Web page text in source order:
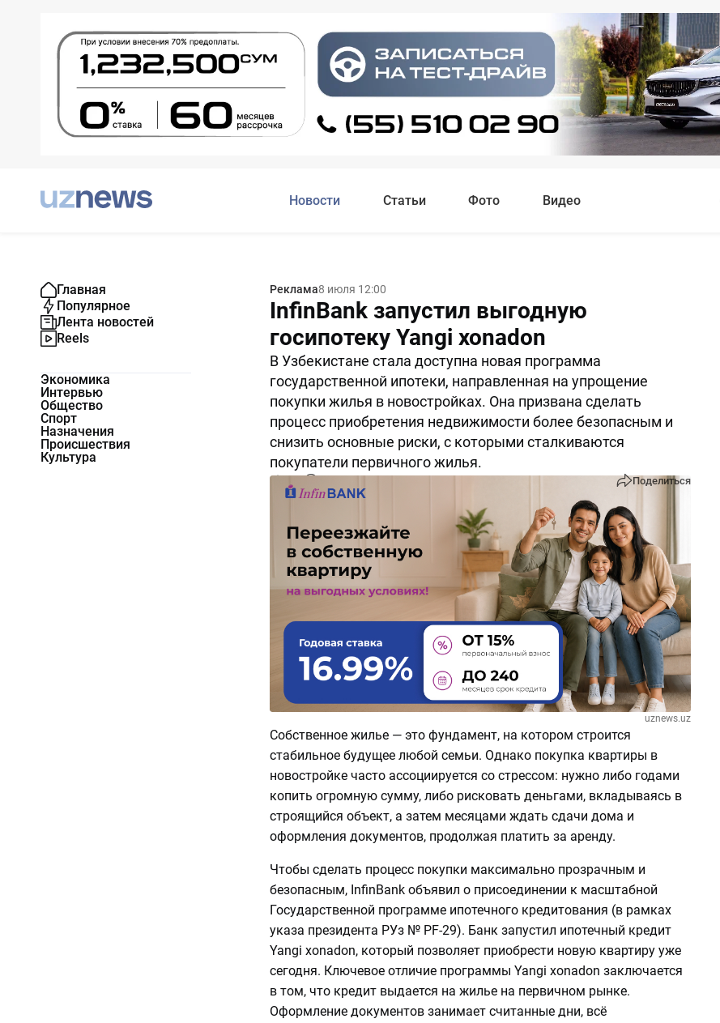
Новости Статьи Фото Видео
Главная
Популярное
Лента новостей
Reels
Экономика
Интервью
Общество
Спорт
Назначения
Происшествия
Культура
Реклама8 июля 12:00
InfinBank запустил выгодную
госипотеку Yangi xonadon
В Узбекистане стала доступна новая программа
государственной ипотеки, направленная на упрощение
покупки жилья в новостройках. Она призвана сделать
процесс приобретения недвижимости более безопасным и
снизить основные риски, с которыми сталкиваются
покупатели первичного жилья.
Поделиться
uznews.uz
Собственное жилье — это фундамент, на котором строится
стабильное будущее любой семьи. Однако покупка квартиры в
новостройке часто ассоциируется со стрессом: нужно либо годами
копить огромную сумму, либо рисковать деньгами, вкладываясь в
строящийся объект, а затем месяцами ждать сдачи дома и
оформления документов, продолжая платить за аренду.
Чтобы сделать процесс покупки максимально прозрачным и
безопасным, InfinBank объявил о присоединении к масштабной
Государственной программе ипотечного кредитования (в рамках
указа президента РУз № PF-29). Банк запустил ипотечный кредит
Yangi xonadon, который позволяет приобрести новую квартиру уже
сегодня. Ключевое отличие программы Yangi xonadon заключается
в том, что кредит выдается на жилье на первичном рынке.
Оформление документов занимает считанные дни, всё